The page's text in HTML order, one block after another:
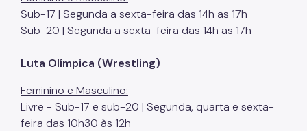
Sub-17 | Segunda a sexta-feira das 14h as 17h
Sub-20 | Segunda a sexta-feira das 14h as 17h
Luta Olímpica (Wrestling)
Feminino e Masculino:
Livre - Sub-17 e sub-20 | Segunda, quarta e sexta-
feira das 10h30 às 12h